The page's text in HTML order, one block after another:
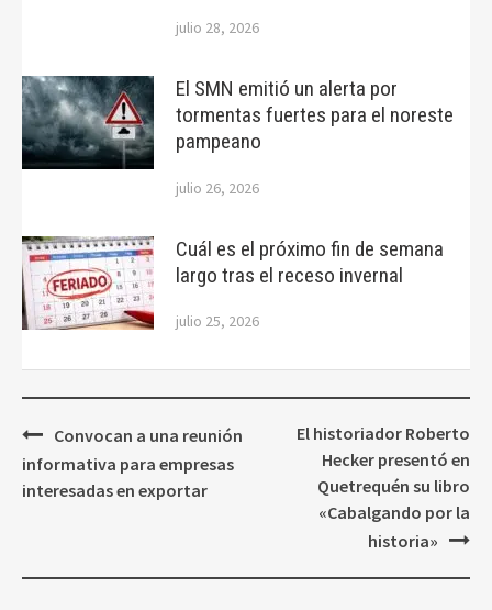
julio 28, 2026
El SMN emitió un alerta por
tormentas fuertes para el noreste
pampeano
julio 26, 2026
Cuál es el próximo fin de semana
largo tras el receso invernal
julio 25, 2026
Navegación
de
entradas
Convocan a una reunión
informativa para empresas
interesadas en exportar
El historiador Roberto
Hecker presentó en
Quetrequén su libro
«Cabalgando por la
historia»